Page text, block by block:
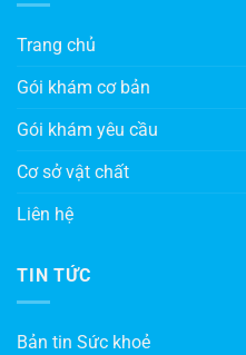
Trang chủ
Gói khám cơ bản
Gói khám yêu cầu
Cơ sở vật chất
Liên hệ
TIN TỨC
Bản tin Sức khoẻ